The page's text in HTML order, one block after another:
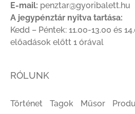
E-mail: penztar@gyoribalett.hu
A jegypénztár nyitva tartása:
Kedd – Péntek: 11.00-13.00 és
előadások előtt 1 órával
RÓLUNK
Történet Tagok Műsor